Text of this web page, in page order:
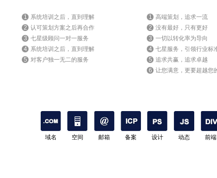
1
系统培训之后，直到理解
2 认可策划方案之后再合作
3 七星级顾问一对一服务
4
系统培训之后，直到理解
5 对客户独一无二的服务
1 高端策划，追求一流
2 没有最好，只有更好
3 一切以转化率为导向
4 七星服务，引领行业标
5 追求共赢，追求卓越
6 让您满意，更要超越您
域名 空间 邮箱 备案 设计 动态 前端